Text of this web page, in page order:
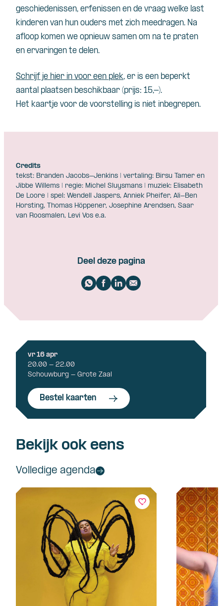
geschiedenissen, erfenissen en de vraag welke last
kinderen van hun ouders met zich meedragen. Na
afloop komen we opnieuw samen om na te praten
en ervaringen te delen.
Schrijf je hier in voor een plek, er is een beperkt
aantal plaatsen beschikbaar (prijs: 15,-).
Het kaartje voor de voorstelling is niet inbegrepen.
Credits
tekst: Branden Jacobs-Jenkins | vertaling: Birsu Tamer en
Jibbe Willems | regie: Michel Sluysmans | muziek: Elisabeth
De Loore | spel: Wendell Jaspers, Anniek Pheifer, Ali-Ben
Horsting, Thomas Höppener, Josephine Arendsen, Saar
van Roosmalen, Levi Vos e.a.
Deel deze pagina
vr 16 apr
20.00 - 22.00
Schouwburg - Grote Zaal
Bestel kaarten
Bekijk ook eens
Volledige agenda